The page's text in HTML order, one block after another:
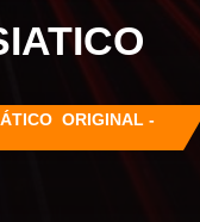
ORIGINAL -